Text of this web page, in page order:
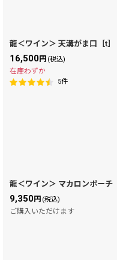
龍＜ワイン＞ 天溝がま口［t］
16,500円 (税込)
在庫わずか
5件
龍＜ワイン＞ マカロンポーチ
9,350円 (税込)
ご購入いただけます